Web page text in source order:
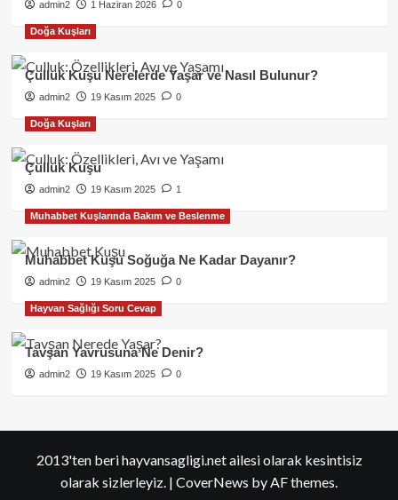
admin2 1 Haziran 2026 0
Doğa Kuşları
Çulluk Kuşu Nerelerde Yaşar ve Nasıl Bulunur?
admin2 19 Kasım 2025 0
Doğa Kuşları
Çulluk Kuşu
admin2 19 Kasım 2025 1
Muhabbet Kuşlarında Bakım ve Beslenme
Muhabbet Kuşu Soğuğa Ne Kadar Dayanır?
admin2 19 Kasım 2025 0
Hayvan Sağlığı Soru Cevap
Tavşan Yavrusuna Ne Denir?
admin2 19 Kasım 2025 0
2013'ten beri hayvansagligi.net ailesi olarak kesintisiz
olarak sizlerleyiz. | CoverNews by AF themes.